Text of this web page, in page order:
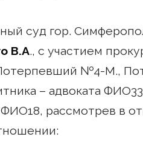
суд гор.
В.А., с участием
№4-М.,
– адвоката
рассмотрев в